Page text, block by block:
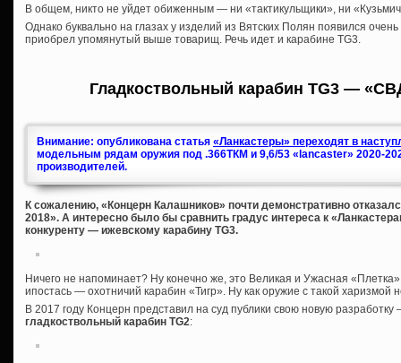
В общем, никто не уйдет обиженным — ни «тактикульщики», ни
Однако буквально на глазах у изделий из Вятских Полян появился
приобрел упомянутый выше товарищ. Речь идет и карабине TG3.
Гладкоствольный карабин TG3 —
Внимание: опубликована статья «Ланкастеры» переходят в
модельным рядам оружия под .366ТКМ и 9,6/53 «lancaster» 2020-
производителей.
К сожалению, «Концерн Калашников» почти демонстративно
2018». А интересно было бы сравнить градус интереса к
конкуренту — ижевскому карабину TG3.
Ничего не напоминает? Ну конечно же, это Великая и Ужасная
ипостась — охотничий карабин «Тигр». Ну как оружие с такой харизмой
В 2017 году Концерн представил на суд публики свою новую
гладкоствольный карабин TG2: